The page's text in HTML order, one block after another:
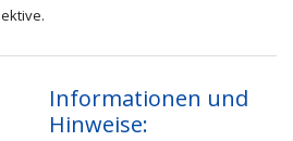
Informationen und
Hinweise: